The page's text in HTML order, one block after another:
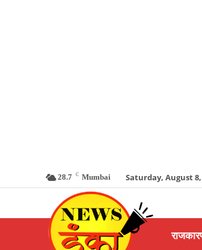
28.7 C Mumbai Saturday, August 8,